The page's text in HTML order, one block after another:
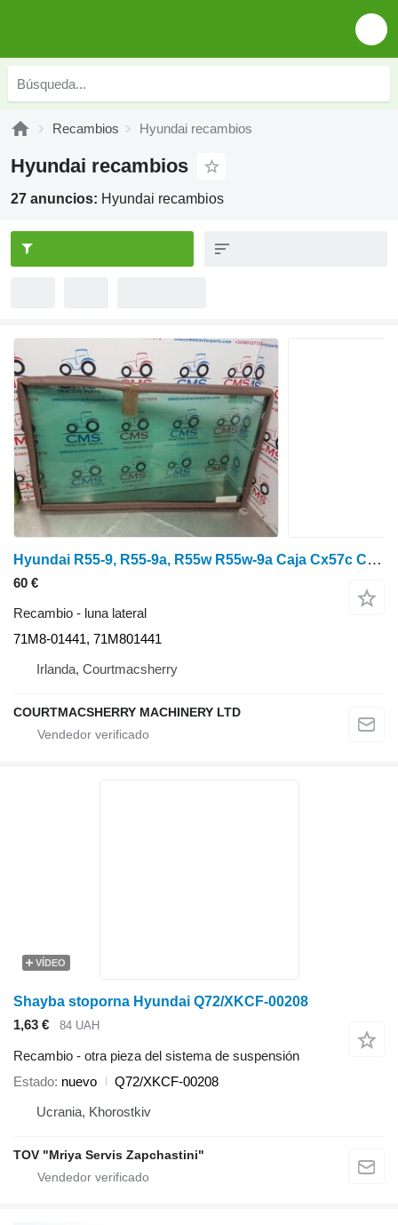
Recambios Hyundai recambios
Hyundai recambios
27 anuncios: Hyundai recambios
Hyundai R55-9, R55-9a, R55w R55w-9a Caja Cx57c Cristal inferior 71m801441, 71 71M8-01441 luna lateral
60 €
Recambio - luna lateral
71M8-01441, 71M801441
Irlanda, Courtmacsherry
COURTMACSHERRY MACHINERY LTD
VÍDEO
Shayba stoporna Hyundai Q72/XKCF-00208
1,63 €
84 UAH
Recambio - otra pieza del sistema de suspensión
Estado nuevo
Q72/XKCF-00208
Ucrania, Khorostkiv
TOV "Mriya Servis Zapchastini"